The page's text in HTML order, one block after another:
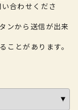
合わせくださ
ンから送信が出来
とがあります。